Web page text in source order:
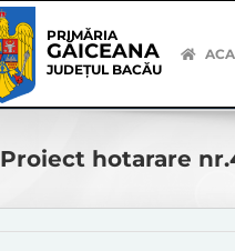
PRIMĂRIA
GĂICEANA
JUDEȚUL BACĂU
Proiect hotarare